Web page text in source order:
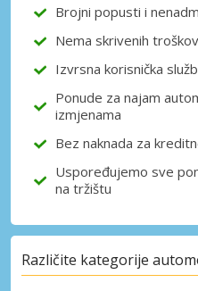
Brojni popusti i
Nema skrivenih
Izvrsna korisnička
Ponude za najam
izmjenama
Bez naknada za
Uspoređujemo sve
na tržištu
Različite kategorije